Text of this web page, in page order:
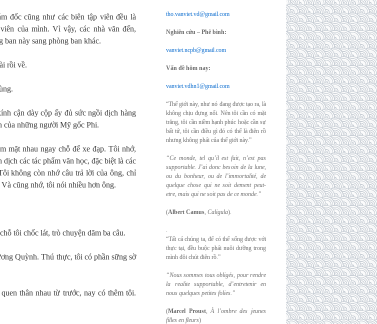
đốc cũng như các biên tập viên đều là
của mình. Vì vậy, các nhà văn đến,
này sang phòng ban khác.
rồi về.
cận dày cộp ấy đủ sức ngồi dịch hàng
của những người Mỹ gốc Phi.
mặt nhau ngay chỗ để xe đạp. Tôi nhớ,
các tác phẩm văn học, đặc biệt là các
không còn nhớ câu trả lời của ông, chỉ
cũng nhớ, tôi nói nhiều hơn ông.
tôi chốc lát, trò chuyện dăm ba câu.
Quỳnh. Thú thực, tôi có phần sững sờ
thân nhau từ trước, nay có thêm tôi.
tho.vanviet.vd@gmail.com
Nghiên cứu – Phê bình:
vanviet.ncpb@gmail.com
Vấn đề hôm nay:
vanviet.vdhn1@gmail.com
“Thế giới này, như nó đang được tạo ra, là
không chịu đựng nổi. Nên tôi cần có mặt
trăng, tôi cần niềm hạnh phúc hoặc cần sự
bất tử, tôi cần điều gì đó có thể là điên rồ
nhưng không phải của thế giới này.”
“Ce monde, tel qu’il est fait, n’est pas
supportable. J’ai donc besoin de la lune,
ou du bonheur, ou de l’immortalité, de
quelque chose qui ne soit dement peut-
etre, mais qui ne soit pas de ce monde.”
(Albert Camus, Caligula).
.
“Tất cả chúng ta, để có thể sống được với
thực tại, đều buộc phải nuôi dưỡng trong
mình đôi chút điên rồ.”
“Nous sommes tous obligés, pour rendre
la realite supportable, d’entretenir en
nous quelques petites folies.”
(Marcel Proust,À l’ombre des jeunes
filles en fleurs)